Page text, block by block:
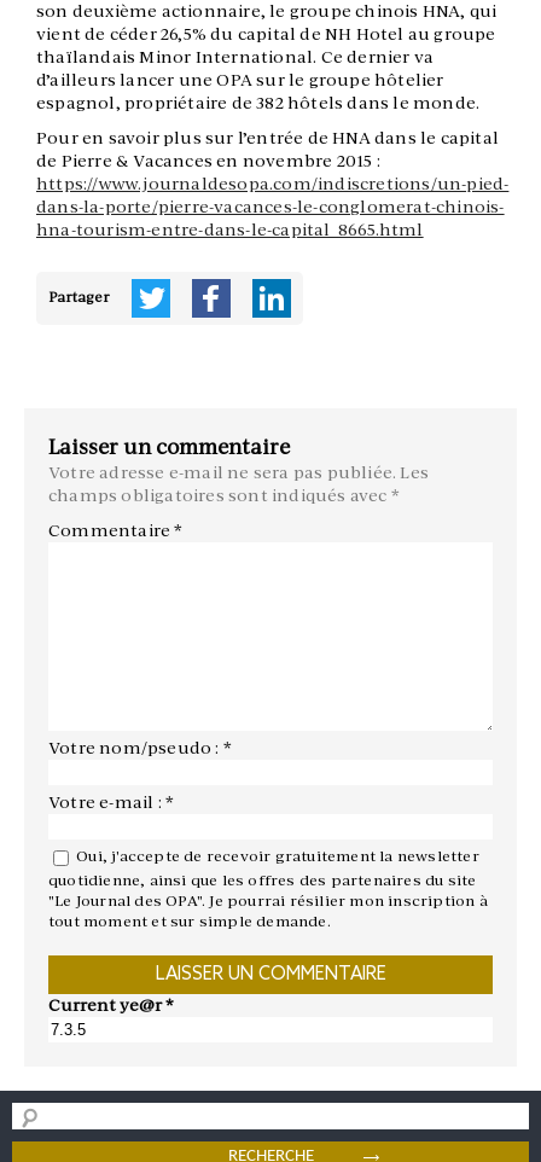
son deuxième actionnaire, le groupe chinois HNA, qui
vient de céder 26,5% du capital de NH Hotel au groupe
thaïlandais Minor International. Ce dernier va
d’ailleurs lancer une OPA sur le groupe hôtelier
espagnol, propriétaire de 382 hôtels dans le monde.
Pour en savoir plus sur l’entrée de HNA dans le capital
de Pierre & Vacances en novembre 2015 :
https://www.journaldesopa.com/indiscretions/un-pied-
dans-la-porte/pierre-vacances-le-conglomerat-chinois-
hna-tourism-entre-dans-le-capital_8665.html
Partager
Laisser un commentaire
Votre adresse e-mail ne sera pas publiée. Les
champs obligatoires sont indiqués avec *
Commentaire*
Votre nom/pseudo : *
Votre e-mail : *
Oui, j'accepte de recevoir gratuitement la newsletter
quotidienne, ainsi que les offres des partenaires du site
"Le Journal des OPA". Je pourrai résilier mon inscription à
tout moment et sur simple demande.
Current ye@r*